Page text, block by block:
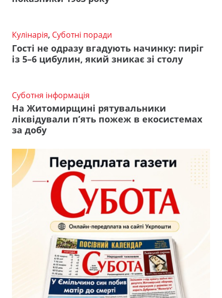
Кулінарія, Суботні поради
Гості не одразу вгадують начинку: пиріг
із 5–6 цибулин, який зникає зі столу
Суботня інформація
На Житомирщині рятувальники
ліквідували п’ять пожеж в екосистемах
за добу